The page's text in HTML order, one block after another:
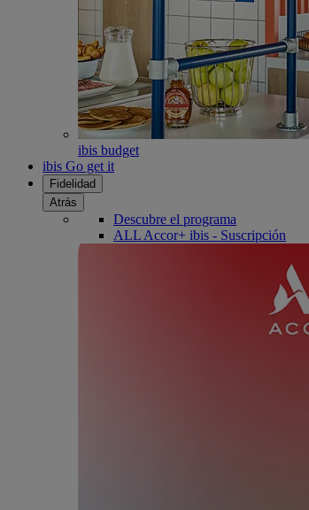
ibis budget
ibis Go get it
Fidelidad
Atrás
Descubre el programa
ALL Accor+ ibis - Suscripción